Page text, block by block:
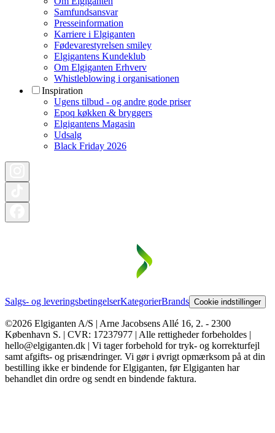
Samfundsansvar
Presseinformation
Karriere i Elgiganten
Fødevarestyrelsen smiley
Elgigantens Kundeklub
Om Elgiganten Erhverv
Whistleblowing i organisationen
Inspiration
Ugens tilbud - og andre gode priser
Epoq køkken & bryggers
Elgigantens Magasin
Udsalg
Black Friday 2026
Salgs- og leveringsbetingelserKategorierBrands Cookie indstillinger
©2026 Elgiganten A/S | Arne Jacobsens Allé 16, 2. - 2300
København S. | CVR: 17237977 | Alle rettigheder forbeholdes |
hello@elgiganten.dk | Vi tager forbehold for tryk- og korrekturfejl
samt afgifts- og prisændringer. Vi gør i øvrigt opmærksom på at din
bestilling ikke er bindende for Elgiganten, før Elgiganten har
behandlet din ordre og sendt en bindende faktura.